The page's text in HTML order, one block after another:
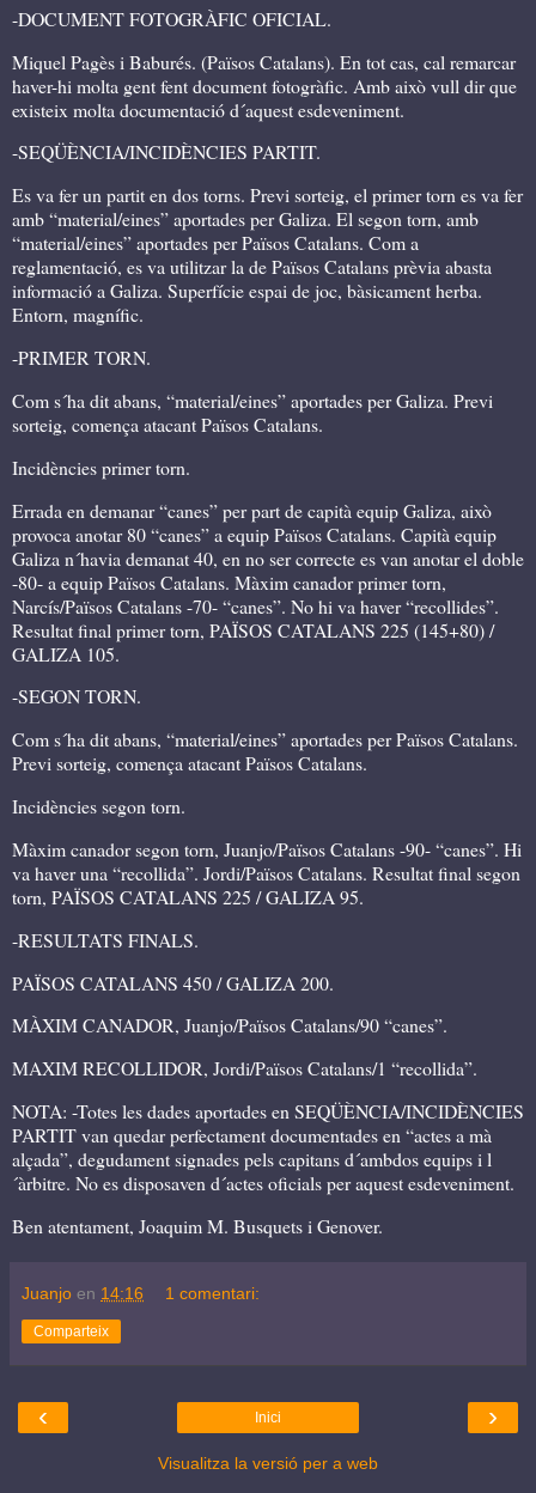
-DOCUMENT FOTOGRÀFIC OFICIAL.
Miquel Pagès i Baburés. (Països Catalans). En tot cas, cal remarcar
haver-hi molta gent fent document fotogràfic. Amb això vull dir que
existeix molta documentació d´aquest esdeveniment.
-SEQÜÈNCIA/INCIDÈNCIES PARTIT.
Es va fer un partit en dos torns. Previ sorteig, el primer torn es va fer
amb “material/eines” aportades per Galiza. El segon torn, amb
“material/eines” aportades per Països Catalans. Com a
reglamentació, es va utilitzar la de Països Catalans prèvia abasta
informació a Galiza. Superfície espai de joc, bàsicament herba.
Entorn, magnífic.
-PRIMER TORN.
Com s´ha dit abans, “material/eines” aportades per Galiza. Previ
sorteig, comença atacant Països Catalans.
Incidències primer torn.
Errada en demanar “canes” per part de capità equip Galiza, això
provoca anotar 80 “canes” a equip Països Catalans. Capità equip
Galiza n´havia demanat 40, en no ser correcte es van anotar el doble
-80- a equip Països Catalans. Màxim canador primer torn,
Narcís/Països Catalans -70- “canes”. No hi va haver “recollides”.
Resultat final primer torn, PAÏSOS CATALANS 225 (145+80) /
GALIZA 105.
-SEGON TORN.
Com s´ha dit abans, “material/eines” aportades per Països Catalans.
Previ sorteig, comença atacant Països Catalans.
Incidències segon torn.
Màxim canador segon torn, Juanjo/Països Catalans -90- “canes”. Hi
va haver una “recollida”. Jordi/Països Catalans. Resultat final segon
torn, PAÏSOS CATALANS 225 / GALIZA 95.
-RESULTATS FINALS.
PAÏSOS CATALANS 450 / GALIZA 200.
MÀXIM CANADOR, Juanjo/Països Catalans/90 “canes”.
MAXIM RECOLLIDOR, Jordi/Països Catalans/1 “recollida”.
NOTA: -Totes les dades aportades en SEQÜÈNCIA/INCIDÈNCIES
PARTIT van quedar perfectament documentades en “actes a mà
alçada”, degudament signades pels capitans d´ambdos equips i l
´àrbitre. No es disposaven d´actes oficials per aquest esdeveniment.
Ben atentament, Joaquim M. Busquets i Genover.
Juanjo en 14:16 1 comentari:
Comparteix
‹ ›
Inici
Visualitza la versió per a web